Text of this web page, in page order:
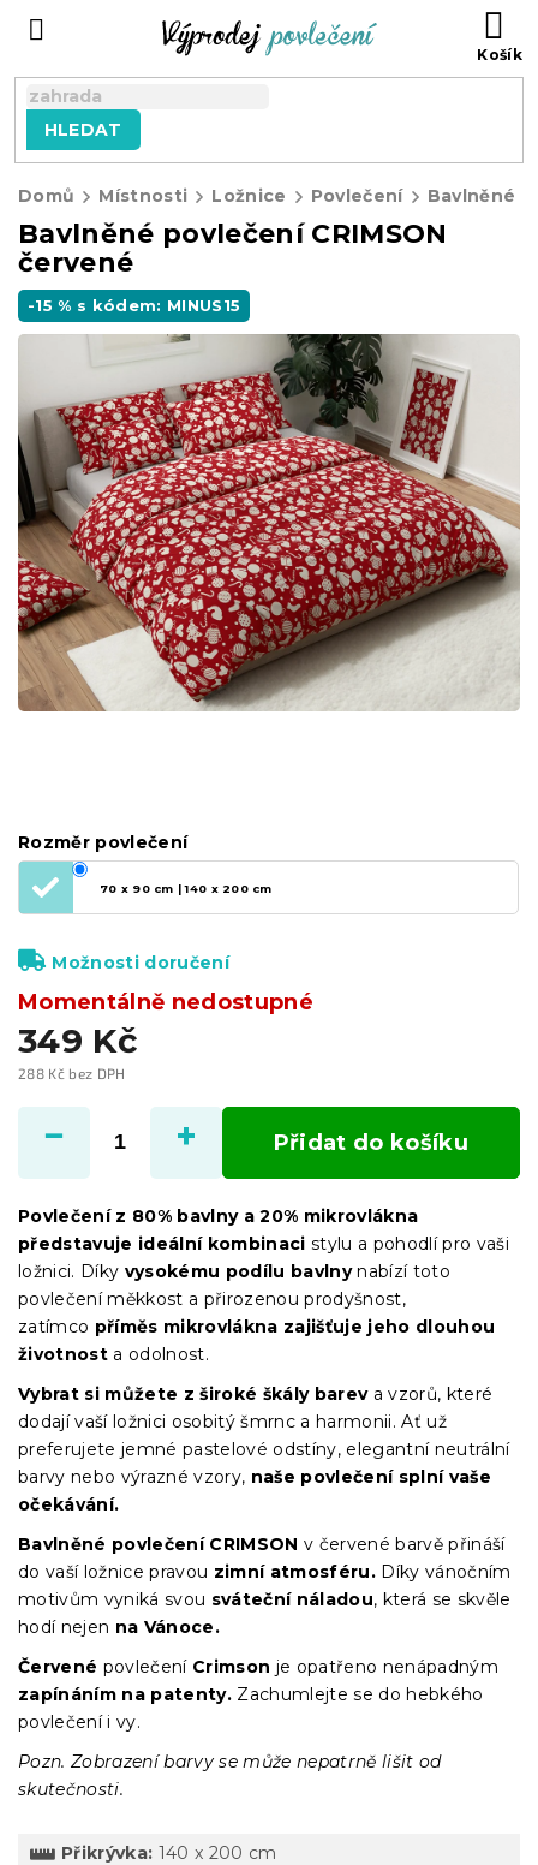
HLEDAT
Domů Místnosti Ložnice Povlečení Bavlněné
Bavlněné povlečení CRIMSON
červené
-15 % s kódem: MINUS15
349 Kč
288 Kč bez DPH
cena:
Momentálně nedostupné
Rozměr povlečení
70 x 90 cm | 140 x 200 cm
Možnosti doručení
Přidat do košíku
Povlečení z 80% bavlny a 20% mikrovlákna
představuje ideální kombinaci stylu a pohodlí pro vaši
ložnici. Díky vysokému podílu bavlny nabízí toto
povlečení měkkost a přirozenou prodyšnost,
zatímco příměs mikrovlákna zajišťuje jeho dlouhou
životnost a odolnost.
Vybrat si můžete z široké škály bareva vzorů, které
dodají vaší ložnici osobitý šmrnc a harmonii. Ať už
preferujete jemné pastelové odstíny, elegantní neutrální
barvy nebo výrazné vzory, naše povlečení splní vaše
očekávání.
Bavlněné povlečení CRIMSON v červené barvě přináší
do vaší ložnice pravou zimní atmosféru. Díky vánočním
motivům vyniká svou sváteční náladou, která se skvěle
hodí nejen na Vánoce.
Červené povlečení Crimson je opatřeno nenápadným
zapínáním na patenty. Zachumlejte se do hebkého
povlečení i vy.
Pozn. Zobrazení barvy se může nepatrně lišit od
skutečnosti.
Přikrývka: 140 x 200 cm